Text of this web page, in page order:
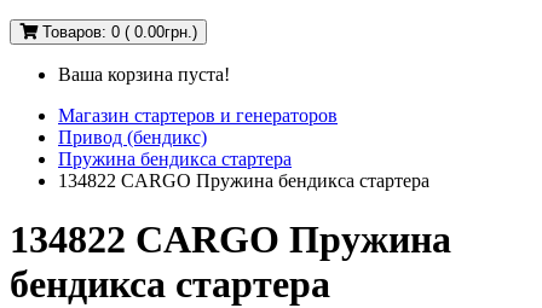
Товаров: 0 ( 0.00грн.)
Ваша корзина пуста!
Магазин стартеров и генераторов
Привод (бендикс)
Пружина бендикса стартера
134822 CARGO Пружина бендикса стартера
134822 CARGO Пружина
бендикса стартера